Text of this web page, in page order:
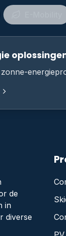
de
in
diverse